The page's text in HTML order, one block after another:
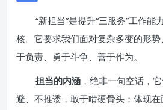
“新担当”是提升“三服务”工作能
核。它要求我们面对复杂多变的形
于负责、勇于斗争、善于作为。
担当的内涵 ，绝非一句空话，
避、不推诿，敢于啃硬骨头；体现在